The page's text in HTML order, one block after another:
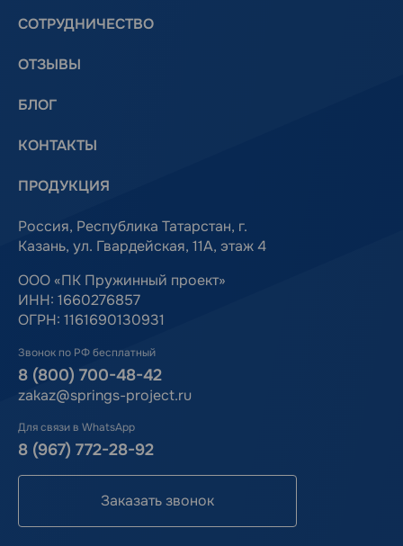
СОТРУДНИЧЕСТВО
ОТЗЫВЫ
БЛОГ
КОНТАКТЫ
ПРОДУКЦИЯ
Россия, Республика Татарстан, г.
Казань, ул. Гвардейская, 11А, этаж 4
ООО «ПК Пружинный проект»
ИНН: 1660276857
ОГРН: 1161690130931
Звонок по РФ бесплатный
8 (800) 700-48-42
zakaz@springs-project.ru
Для связи в WhatsApp
8 (967) 772-28-92
Заказать звонок